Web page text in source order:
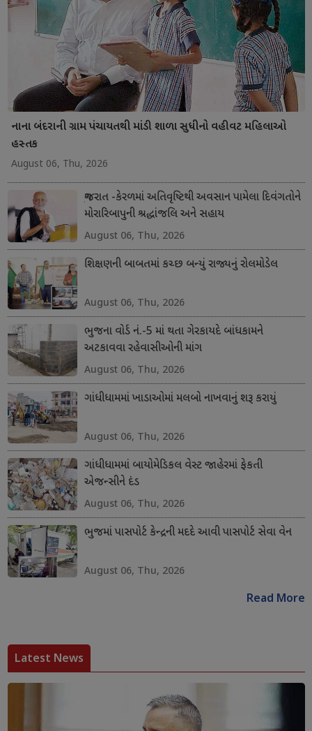
નાના બંદરાની ગ્રામ પંચાયતથી માંડી શાળા સુધીનો વહીવટ મહિલાઓ
હસ્તક
August 06, Thu, 2026
ગુજરાત -કેરળમાં અતિવૃષ્ટિથી અવસાન પામેલા દિવંગતોને
મોરારિબાપુની શ્રદ્ધાંજલિ અને સહાય
August 06, Thu, 2026
શિક્ષણની બાબતમાં કચ્છ બન્યું રાજ્યનું રોલમોડેલ
August 06, Thu, 2026
ભુજના વોર્ડ નં.-5 માં થતા ગેરકાયદે બાંધકામને
અટકાવવા રહેવાસીઓની માંગ
August 06, Thu, 2026
ગાંધીધામમાં ખાડાઓમાં મલબો નાખવાનું શરૂ કરાયું
August 06, Thu, 2026
ગાંધીધામમાં બાયોમેડિકલ વેસ્ટ જાહેરમાં ફેકતી
એજન્સીને દંડ
August 06, Thu, 2026
ભુજમાં પાસપોર્ટ કેન્દ્રની મદદે આવી પાસપોર્ટ સેવા વેન
August 06, Thu, 2026
Read More
Latest News